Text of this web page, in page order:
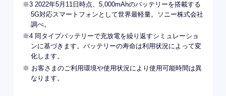
※3 2022年5月11日時点、5,000mAhのバッテリーを搭載する
5G対応スマートフォンとして世界最軽量。ソニー株式会社
調べ。
※4 同タイプバッテリーで充放電を繰り返すシミュレーショ
ンに基づきます。バッテリーの寿命は利用状況によって変
化します。
※ お客さまのご利用環境や使用状況により使用可能時間は異
なります。